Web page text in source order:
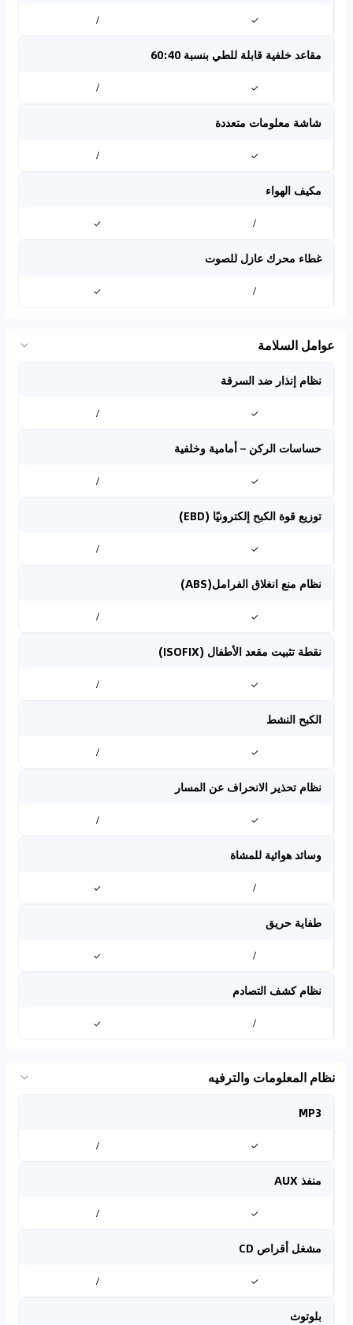
✓
/
مقاعد خلفية قابلة للطي بنسبة 60:40
✓
/
شاشة معلومات متعددة
✓
/
مكيف الهواء
/
✓
غطاء محرك عازل للصوت
/
✓
عوامل السلامة
نظام إنذار ضد السرقة
✓
/
حساسات الركن – أمامية وخلفية
✓
/
توزيع قوة الكبح إلكترونيًا (EBD)
✓
/
نظام منع انغلاق الفرامل(ABS)
✓
/
نقطة تثبيت مقعد الأطفال (ISOFIX)
✓
/
الكبح النشط
✓
/
نظام تحذير الانحراف عن المسار
✓
/
وسائد هوائية للمشاة
/
✓
طفاية حريق
/
✓
نظام كشف التصادم
/
✓
نظام المعلومات والترفيه
MP3
✓
/
منفذ AUX
✓
/
مشغل أقراص CD
✓
/
بلوتوث